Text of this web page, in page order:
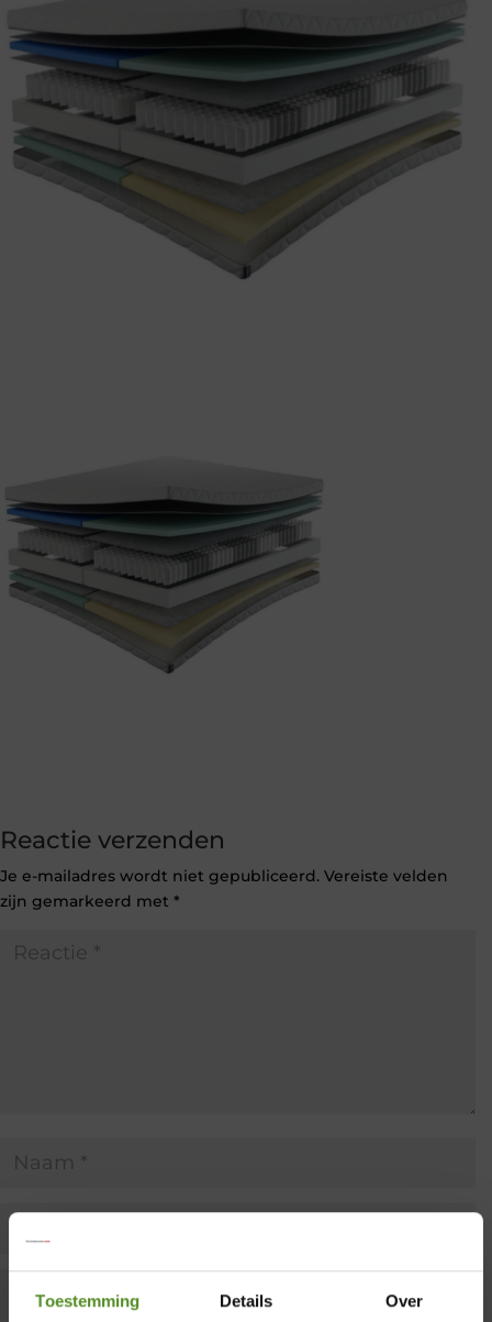
Toestemming Details Over
Reactie verzenden
Je e-mailadres wordt niet gepubliceerd. Vereiste velden
zijn gemarkeerd met *